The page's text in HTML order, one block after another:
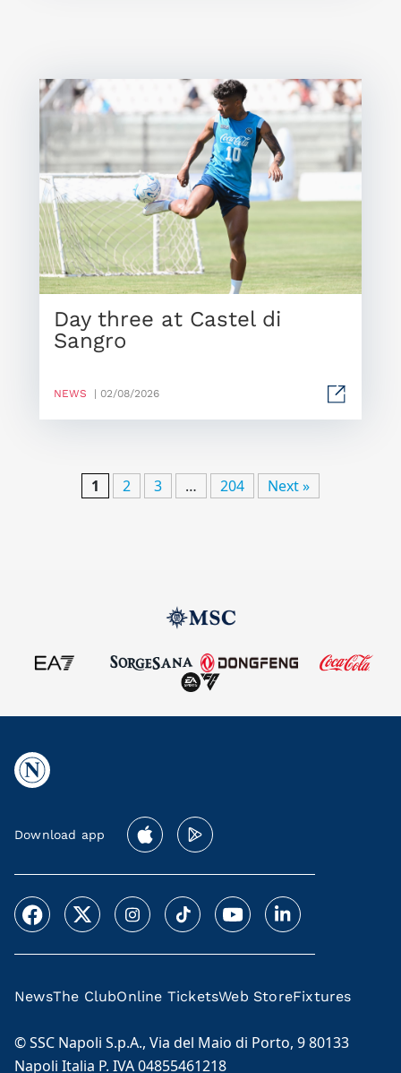
Day three at Castel di
Sangro
NEWS | 02/08/2026
1 2 3 … 204 Next »
Download app
NewsThe ClubOnline TicketsWeb StoreFixtures
© SSC Napoli S.p.A., Via del Maio di Porto, 9 80133
Napoli Italia P. IVA 04855461218